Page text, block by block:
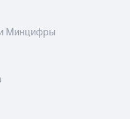
Минцифры